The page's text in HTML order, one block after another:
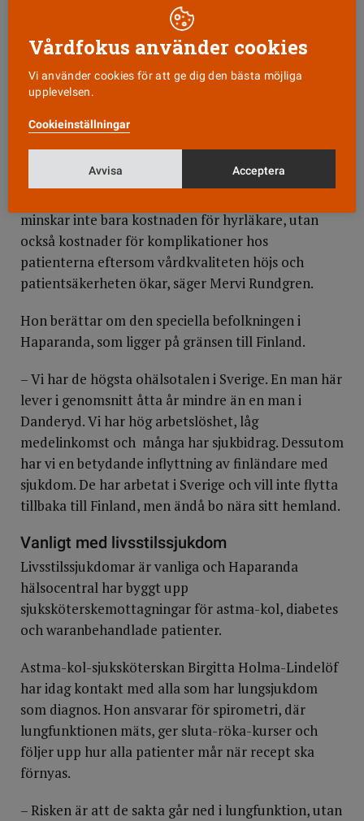
tycker att det är stimulerande, men att lönelyft då
borde vara självklart.
Har sjuksköterskorna på Haparandas hälsocentral fått
högre lön?
– Inte så som jag hade önskat. Det är något vi jobbar
liten. Regionen måste värdera sjuksköterskorna,
minskar inte bara kostnaden för hyrläkare, utan
också kostnader för komplikationer hos
patienterna eftersom vårdkvaliteten höjs och
patientsäkerheten ökar, säger Mervi Rundgren.
Hon berättar om den speciella befolkningen i
Haparanda, som ligger på gränsen till Finland.
– Vi har de högsta ohälsotalen i Sverige. En man här
lever i genomsnitt åtta år mindre än en man i
Danderyd. Vi har hög arbetslöshet, låg
medelinkomst och många har sjukbidrag. Dessutom
har vi en betydande inflyttning av finländare med
sjukdom. De har arbetat i Sverige och vill inte flytta
tillbaka till Finland, men ändå bo nära sitt hemland.
Vanligt med livsstilssjukdom
Livsstilssjukdomar är vanliga och Haparanda
hälsocentral har byggt upp
sjuksköterskemottagningar för astma-kol, diabetes
och waranbehandlade patienter.
Astma-kol-sjuksköterskan Birgitta Holma-Lindelöf
har idag kontakt med alla som har lungsjukdom
som diagnos. Hon ansvarar för spirometri, där
lungfunktionen mäts, ger sluta-röka-kurser och
följer upp hur alla patienter mår när recept ska
förnyas.
– Risken är att de sakta går ned i lungfunktion, utan
Vårdfokus använder cookies
Vi använder cookies för att ge dig den bästa möjliga
upplevelsen.
Cookieinställningar
Avvisa Acceptera